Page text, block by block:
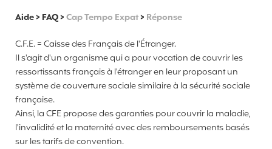
Aide> FAQ>Cap Tempo Expat> Réponse
C.F.E. = Caisse des Français de l'Étranger.
Il s'agit d'un organisme qui a pour vocation de couvrir les
ressortissants français à l'étranger en leur proposant un
système de couverture sociale similaire à la sécurité sociale
française.
Ainsi, la CFE propose des garanties pour couvrir la maladie,
l'invalidité et la maternité avec des remboursements basés
sur les tarifs de convention.